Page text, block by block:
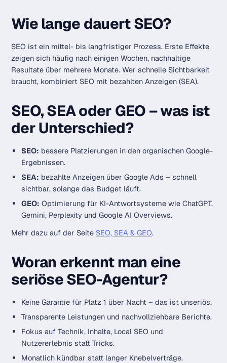
Wie lange dauert SEO?
SEO ist ein mittel- bis langfristiger Prozess. Erste Effekte
zeigen sich häufig nach einigen Wochen, nachhaltige
Resultate über mehrere Monate. Wer schnelle Sichtbarkeit
braucht, kombiniert SEO mit bezahlten Anzeigen (SEA).
SEO, SEA oder GEO – was ist
der Unterschied?
SEO: bessere Platzierungen in den organischen Google-
Ergebnissen.
SEA: bezahlte Anzeigen über Google Ads – schnell
sichtbar, solange das Budget läuft.
GEO: Optimierung für KI-Antwortsysteme wie ChatGPT,
Gemini, Perplexity und Google AI Overviews.
Mehr dazu auf der Seite SEO, SEA & GEO.
Woran erkennt man eine
seriöse SEO-Agentur?
Keine Garantie für Platz 1 über Nacht – das ist unseriös.
Transparente Leistungen und nachvollziehbare Berichte.
Fokus auf Technik, Inhalte, Local SEO und
Nutzererlebnis statt Tricks.
Monatlich kündbar statt langer Knebelverträge.